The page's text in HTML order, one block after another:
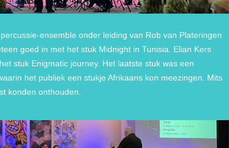
ensemble onder leiding van Rob van Plateringen
goed in met het stuk Midnight in Tunisia. Elian Kers
stuk Enigmatic journey. Het laatste stuk was een
het publiek een stukje Afrikaans kon meezingen. Mits
konden onthouden.